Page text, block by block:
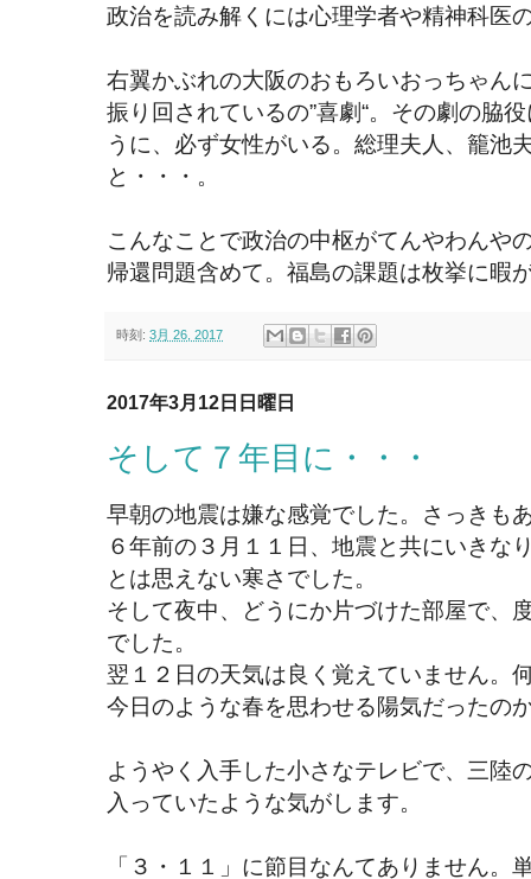
政治を読み解くには心理学者や精神科医
右翼かぶれの大阪のおもろいおっちゃん
振り回されているの”喜劇“。その劇の脇
うに、必ず女性がいる。総理夫人、籠池
と・・・。
こんなことで政治の中枢がてんやわんや
帰還問題含めて。福島の課題は枚挙に暇
時刻: 3月 26, 2017
2017年3月12日日曜日
そして７年目に・・・
早朝の地震は嫌な感覚でした。さっきも
６年前の３月１１日、地震と共にいきな
とは思えない寒さでした。
そして夜中、どうにか片づけた部屋で、
でした。
翌１２日の天気は良く覚えていません。
今日のような春を思わせる陽気だったの
ようやく入手した小さなテレビで、三陸
入っていたような気がします。
「３・１１」に節目なんてありません